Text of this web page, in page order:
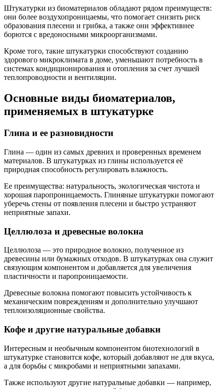
Штукатурки из биоматериалов обладают рядом преимуществ:
они более воздухопроницаемы, что помогает снизить риск
образования плесени и грибка, а также они эффективнее
борются с вредоносными микроорганизмами.
Кроме того, такие штукатурки способствуют созданию
здорового микроклимата в доме, уменьшают потребность в
системах кондиционирования и отопления за счет лучшей
теплопроводности и вентиляции.
Основные виды биоматериалов,
применяемых в штукатурке
Глина и ее разновидности
Глина — один из самых древних и проверенных временем
материалов. В штукатурках из глины используется её
природная способность регулировать влажность.
Ее преимущества: натуральность, экологическая чистота и
хорошая паропроницаемость. Глиняные штукатурки помогают
уберечь стены от появления плесени и быстро устраняют
неприятные запахи.
Целлюлоза и древесные волокна
Целлюлоза — это природное волокно, полученное из
древесины или бумажных отходов. В штукатурках она служит
связующим компонентом и добавляется для увеличения
пластичности и паропроницаемости.
Древесные волокна помогают повысить устойчивость к
механическим повреждениям и дополнительно улучшают
теплоизоляционные свойства.
Кофе и другие натуральные добавки
Интересным и необычным компонентом биотехнологий в
штукатурке становится кофе, который добавляют не для вкуса,
а для борьбы с микробами и неприятными запахами.
Также используют другие натуральные добавки — например,